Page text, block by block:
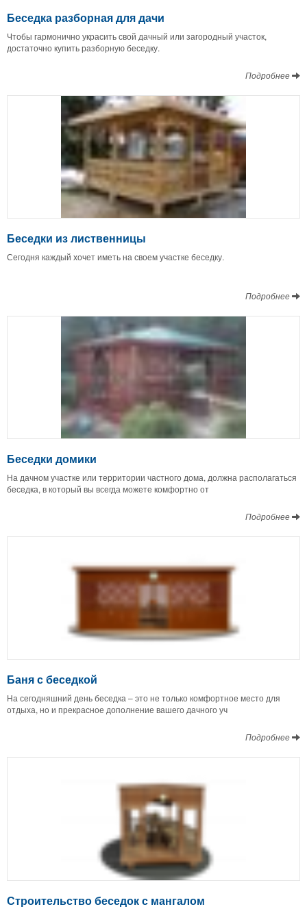
Беседка разборная для дачи
Чтобы гармонично украсить свой дачный или загородный участок,
достаточно купить разборную беседку.
Подробнее
Беседки из лиственницы
Сегодня каждый хочет иметь на своем участке беседку.
Подробнее
Беседки домики
На дачном участке или территории частного дома, должна располагаться
беседка, в который вы всегда можете комфортно от
Подробнее
Баня с беседкой
На сегодняшний день беседка – это не только комфортное место для
отдыха, но и прекрасное дополнение вашего дачного уч
Подробнее
Строительство беседок с мангалом